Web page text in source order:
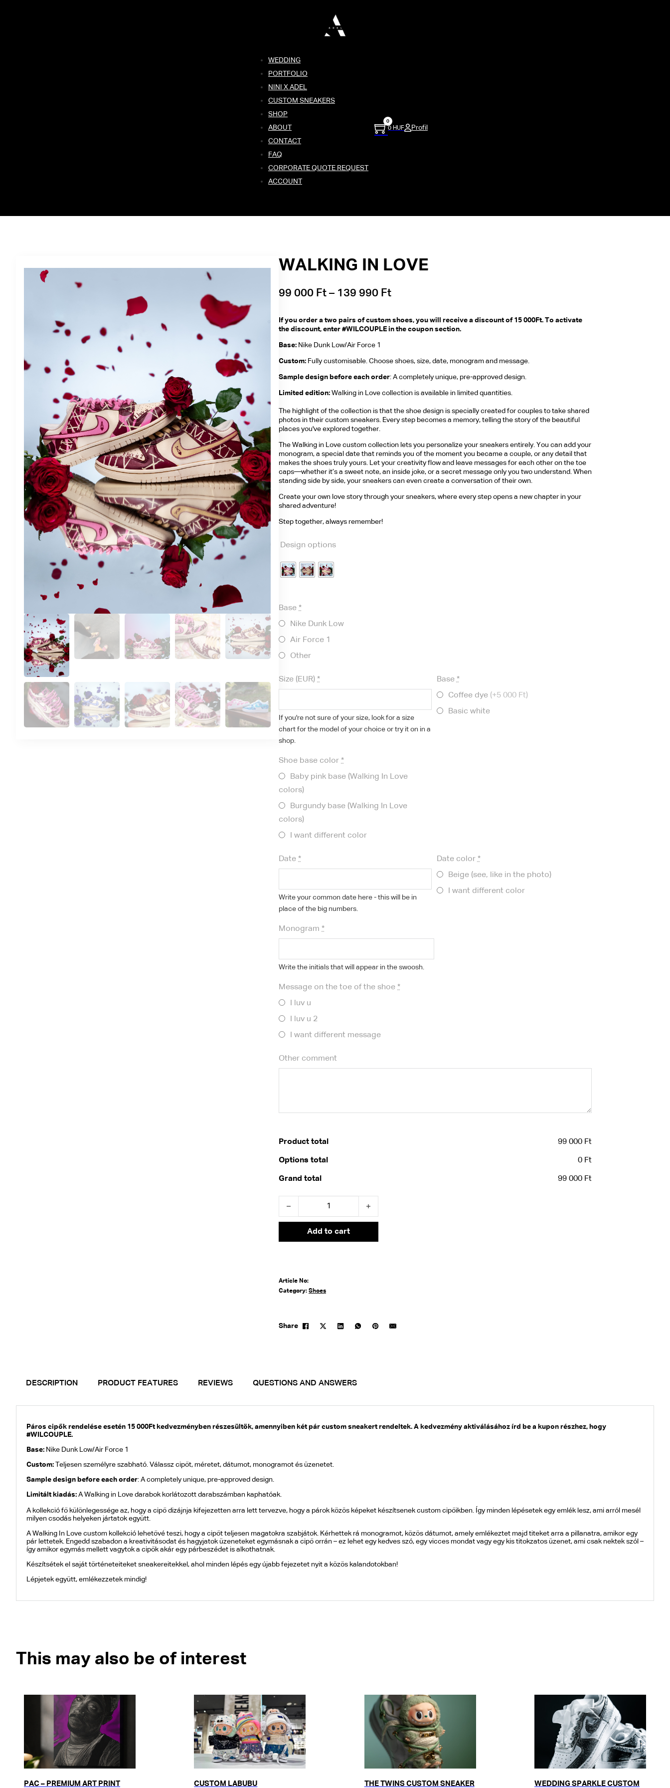
WEDDING
PORTFOLIO
NINI X ADEL
CUSTOM SNEAKERS
SHOP
ABOUT
CONTACT
FAQ
CORPORATE QUOTE REQUEST
ACCOUNT
0
0 HUF Profil
WALKING IN LOVE
99 000 Ft – 139 990 Ft
If you order a two pairs of custom shoes, you will receive a discount of 15 000Ft. To activate
the discount, enter #WILCOUPLE in the coupon section.
Base: Nike Dunk Low/Air Force 1
Custom: Fully customisable. Choose shoes, size, date, monogram and message.
Sample design before each order: A completely unique, pre-approved design.
Limited edition: Walking in Love collection is available in limited quantities.
The highlight of the collection is that the shoe design is specially created for couples to take shared
photos in their custom sneakers. Every step becomes a memory, telling the story of the beautiful
places you've explored together.
The Walking in Love custom collection lets you personalize your sneakers entirely. You can add your
monogram, a special date that reminds you of the moment you became a couple, or any detail that
makes the shoes truly yours. Let your creativity flow and leave messages for each other on the toe
caps—whether it’s a sweet note, an inside joke, or a secret message only you two understand. When
standing side by side, your sneakers can even create a conversation of their own.
Create your own love story through your sneakers, where every step opens a new chapter in your
shared adventure!
Step together, always remember!
Design options
Base *
Nike Dunk Low
Air Force 1
Other
Size (EUR) *
If you're not sure of your size, look for a size
chart for the model of your choice or try it on in a
shop.
Base *
Coffee dye (+5 000 Ft)
Basic white
Shoe base color *
Baby pink base (Walking In Love
colors)
Burgundy base (Walking In Love
colors)
I want different color
Date *
Write your common date here - this will be in
place of the big numbers.
Date color *
Beige (see, like in the photo)
I want different color
Monogram *
Write the initials that will appear in the swoosh.
Message on the toe of the shoe *
I luv u
I luv u 2
I want different message
Other comment
Product total 99 000 Ft
Options total 0 Ft
Grand total 99 000 Ft
Walking In Love quantity
Add to cart
Article No:
Category: Shoes
Share
DESCRIPTION PRODUCT FEATURES REVIEWS QUESTIONS AND ANSWERS
Páros cipők rendelése esetén 15 000Ft kedvezményben részesültök, amennyiben két pár custom sneakert rendeltek. A kedvezmény aktiválásához írd be a kupon részhez, hogy
#WILCOUPLE.
Base: Nike Dunk Low/Air Force 1
Custom: Teljesen személyre szabható. Válassz cipőt, méretet, dátumot, monogramot és üzenetet.
Sample design before each order: A completely unique, pre-approved design.
Limitált kiadás: A Walking in Love darabok korlátozott darabszámban kaphatóak.
A kollekció fő különlegessége az, hogy a cipő dizájnja kifejezetten arra lett tervezve, hogy a párok közös képeket készítsenek custom cipőikben. Így minden lépésetek egy emlék lesz, ami arról mesél
milyen csodás helyeken jártatok együtt.
A Walking In Love custom kollekció lehetővé teszi, hogy a cipőt teljesen magatokra szabjátok. Kérhettek rá monogramot, közös dátumot, amely emlékeztet majd titeket arra a pillanatra, amikor egy
pár lettetek. Engedd szabadon a kreativitásodat és hagyjatok üzeneteket egymásnak a cipő orrán – ez lehet egy kedves szó, egy vicces mondat vagy egy kis titokzatos üzenet, ami csak nektek szól –
így amikor egymás mellett vagytok a cipők akár egy párbeszédet is alkothatnak.
Készítsétek el saját történeteiteket sneakereitekkel, ahol minden lépés egy újabb fejezetet nyit a közös kalandotokban!
Lépjetek együtt, emlékezzetek mindig!
This may also be of interest
PAC – PREMIUM ART PRINT CUSTOM LABUBU THE TWINS CUSTOM SNEAKER WEDDING SPARKLE CUSTOM